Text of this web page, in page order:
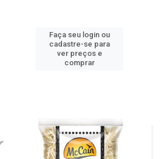
Faça seu login ou
cadastre-se para
ver preços e
comprar